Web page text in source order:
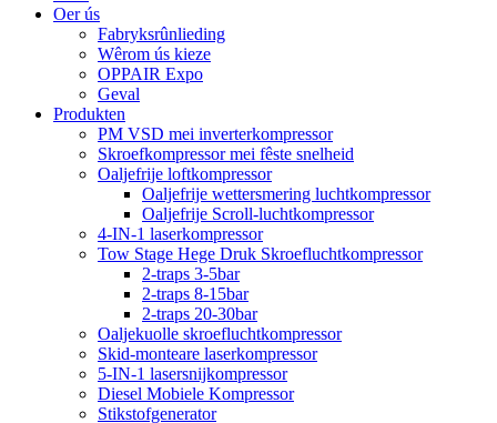
Oer ús
Fabryksrûnlieding
Wêrom ús kieze
OPPAIR Expo
Geval
Produkten
PM VSD mei inverterkompressor
Skroefkompressor mei fêste snelheid
Oaljefrije loftkompressor
Oaljefrije wettersmering luchtkompressor
Oaljefrije Scroll-luchtkompressor
4-IN-1 laserkompressor
Tow Stage Hege Druk Skroefluchtkompressor
2-traps 3-5bar
2-traps 8-15bar
2-traps 20-30bar
Oaljekuolle skroefluchtkompressor
Skid-monteare laserkompressor
5-IN-1 lasersnijkompressor
Diesel Mobiele Kompressor
Stikstofgenerator